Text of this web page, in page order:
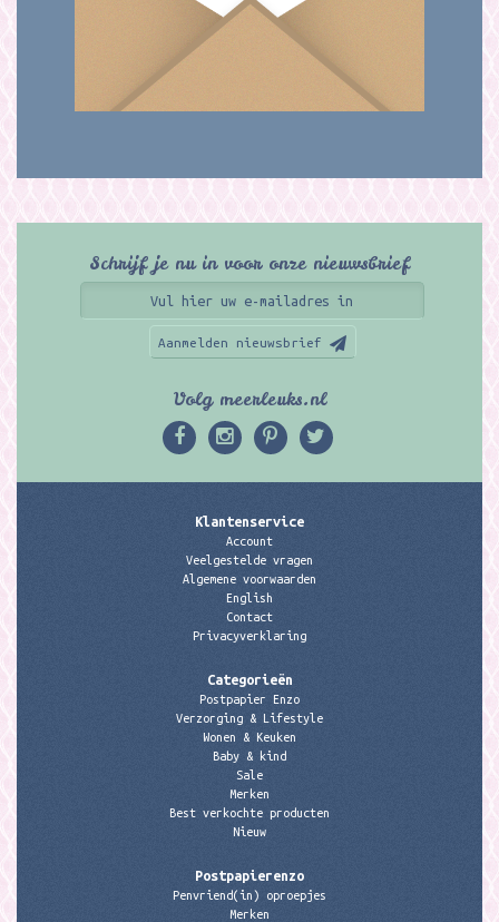
Schrijf je nu in voor onze nieuwsbrief
Aanmelden nieuwsbrief
Volg meerleuks.nl
Klantenservice
Account
Veelgestelde vragen
Algemene voorwaarden
English
Contact
Privacyverklaring
Categorieën
Postpapier Enzo
Verzorging & Lifestyle
Wonen & Keuken
Baby & kind
Sale
Merken
Best verkochte producten
Nieuw
Postpapierenzo
Penvriend(in) oproepjes
Merken